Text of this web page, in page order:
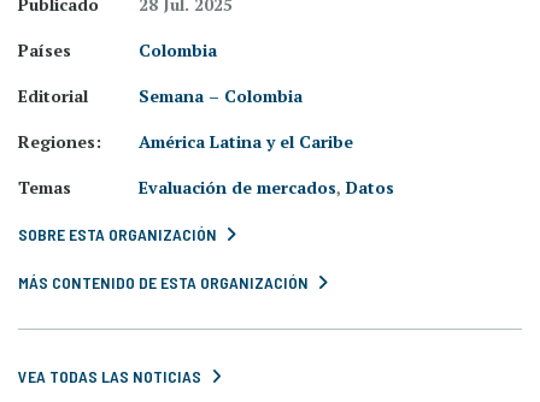
Países
Colombia
Editorial
Semana – Colombia
Regiones:
América Latina y el Caribe
Temas
Evaluación de mercados, Datos
SOBRE ESTA ORGANIZACIÓN
MÁS CONTENIDO DE ESTA ORGANIZACIÓN
VEA TODAS LAS NOTICIAS